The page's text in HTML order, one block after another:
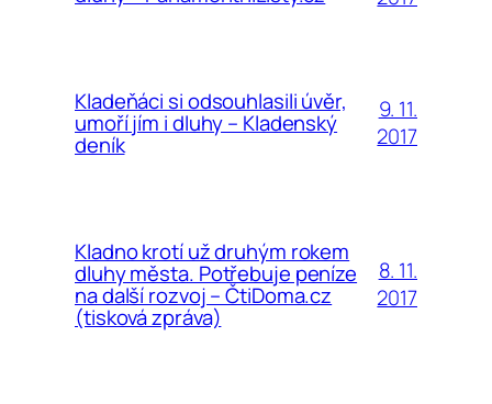
Kladeňáci si odsouhlasili úvěr,
umoří jím i dluhy – Kladenský
deník
9. 11.
2017
Kladno krotí už druhým rokem
dluhy města. Potřebuje peníze
na další rozvoj – ČtiDoma.cz
(tisková zpráva)
8. 11.
2017